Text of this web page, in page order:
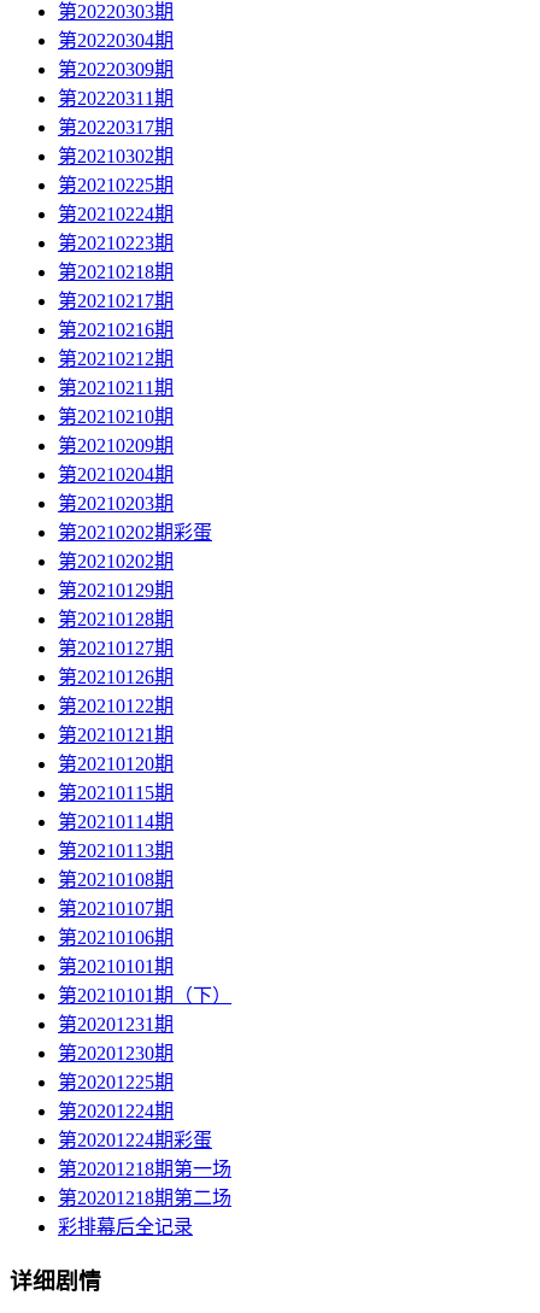
第20220303期
第20220304期
第20220309期
第20220311期
第20220317期
第20210302期
第20210225期
第20210224期
第20210223期
第20210218期
第20210217期
第20210216期
第20210212期
第20210211期
第20210210期
第20210209期
第20210204期
第20210203期
第20210202期彩蛋
第20210202期
第20210129期
第20210128期
第20210127期
第20210126期
第20210122期
第20210121期
第20210120期
第20210115期
第20210114期
第20210113期
第20210108期
第20210107期
第20210106期
第20210101期
第20210101期（下）
第20201231期
第20201230期
第20201225期
第20201224期
第20201224期彩蛋
第20201218期第一场
第20201218期第二场
彩排幕后全记录
详细剧情